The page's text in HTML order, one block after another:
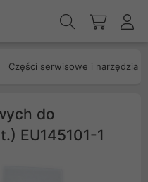
Części serwisowe i narzędzia
do
EU145101-1